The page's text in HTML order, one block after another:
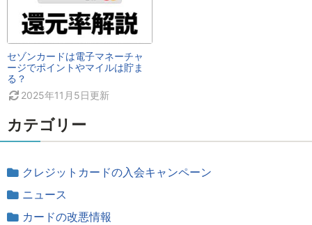
セゾンカードは電子マネーチャ
ージでポイントやマイルは貯ま
る？
2025年11月5日更新
カテゴリー
クレジットカードの入会キャンペーン
ニュース
カードの改悪情報